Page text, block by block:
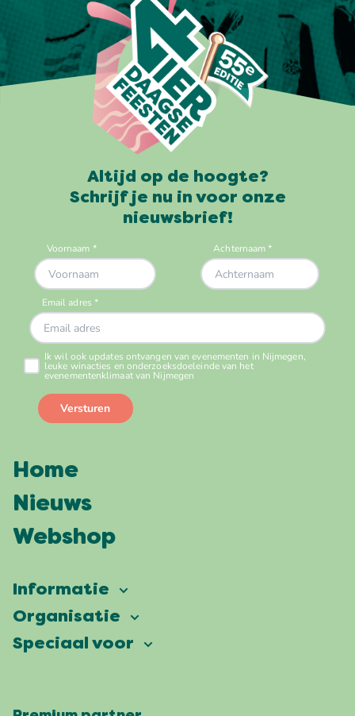
Altijd op de hoogte?
Schrijf je nu in voor onze
nieuwsbrief!
Home
Nieuws
Webshop
Informatie
Vierdaagsefeesten
Veelgestelde vragen
Organisatie
Onze ambitie
Speciaal voor